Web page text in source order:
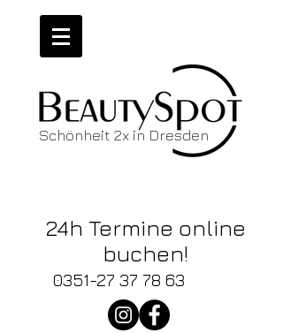
Schönheit 2x in Dresden
24h Termine online
buchen!
0351-27 37 78 63